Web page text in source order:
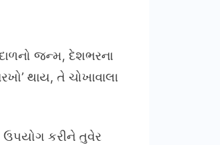
દાળનો જન્મ, દેશભરના
થાય, તે ચોખાવાલા
ઉપયોગ કરીને તુવેર